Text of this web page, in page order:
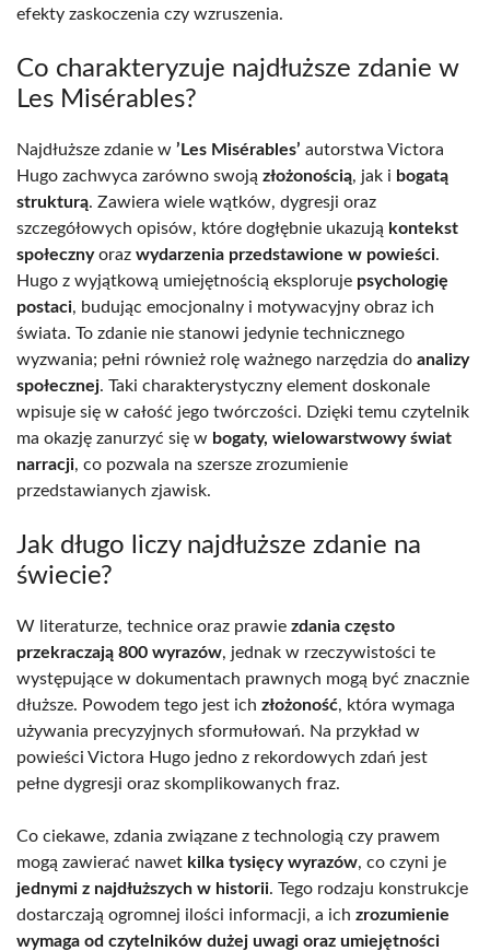
efekty zaskoczenia czy wzruszenia.
Co charakteryzuje najdłuższe zdanie w
Les Misérables?
Najdłuższe zdanie w ’Les Misérables’ autorstwa Victora
Hugo zachwyca zarówno swoją złożonością, jak i bogatą
strukturą. Zawiera wiele wątków, dygresji oraz
szczegółowych opisów, które dogłębnie ukazują kontekst
społecznyoraz wydarzenia przedstawione w powieści.
Hugo z wyjątkową umiejętnością eksploruje psychologię
postaci, budując emocjonalny i motywacyjny obraz ich
świata. To zdanie nie stanowi jedynie technicznego
wyzwania; pełni również rolę ważnego narzędzia do analizy
społecznej. Taki charakterystyczny element doskonale
wpisuje się w całość jego twórczości. Dzięki temu czytelnik
ma okazję zanurzyć się w bogaty, wielowarstwowy świat
narracji, co pozwala na szersze zrozumienie
przedstawianych zjawisk.
Jak długo liczy najdłuższe zdanie na
świecie?
W literaturze, technice oraz prawie zdania często
przekraczają 800 wyrazów, jednak w rzeczywistości te
występujące w dokumentach prawnych mogą być znacznie
dłuższe. Powodem tego jest ich złożoność, która wymaga
używania precyzyjnych sformułowań. Na przykład w
powieści Victora Hugo jedno z rekordowych zdań jest
pełne dygresji oraz skomplikowanych fraz.
Co ciekawe, zdania związane z technologią czy prawem
mogą zawierać nawet kilka tysięcy wyrazów, co czyni je
jednymi z najdłuższych w historii. Tego rodzaju konstrukcje
dostarczają ogromnej ilości informacji, a ich zrozumienie
wymaga od czytelników dużej uwagi oraz umiejętności